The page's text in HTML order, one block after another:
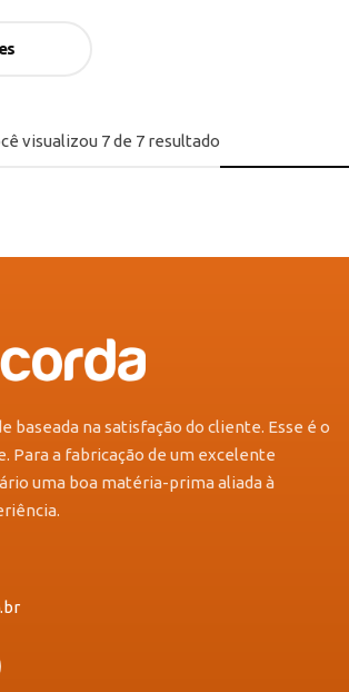
visualizou 7de 7 resultado
baseada na satisfação do cliente. Esse é o
Para a fabricação de um excelente
uma boa matéria-prima aliada à